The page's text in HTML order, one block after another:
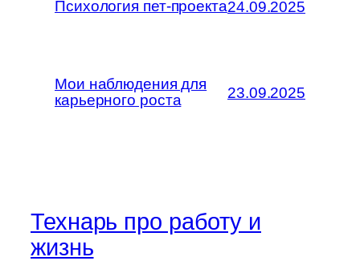
Психология пет-проекта24.09.2025
Мои наблюдения для
карьерного роста
23.09.2025
Технарь про работу и
жизнь